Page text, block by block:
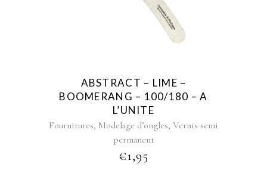
ABSTRACT – LIME –
BOOMERANG – 100/180 – A
L’UNITE
Fournitures, Modelage d’ongles, Vernis semi
permanent
€1,95